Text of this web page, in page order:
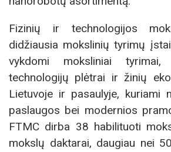
Fizinių ir technologijos
didžiausia mokslinių tyrimų
vykdomi moksliniai
technologijų plėtrai ir žinių
Lietuvoje ir pasaulyje, kuriami
paslaugos bei modernios
FTMC dirba 38 habilituoti
mokslų daktarai, daugiau nei